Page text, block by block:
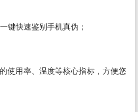
键快速鉴别手机真伪；
的使用率、温度等核心指标，方便您